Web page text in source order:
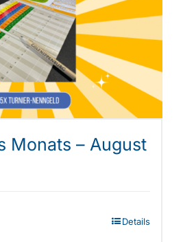
Monats – August
Details